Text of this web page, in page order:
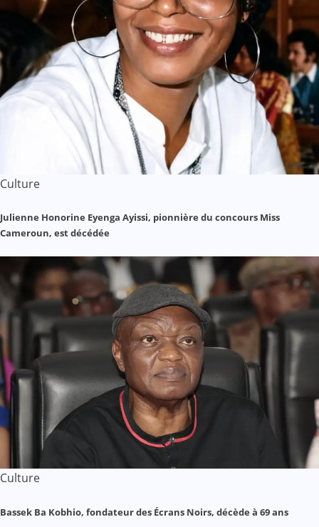
Culture
Julienne Honorine Eyenga Ayissi, pionnière du concours Miss
Cameroun, est décédée
Culture
Bassek Ba Kobhio, fondateur des Écrans Noirs, décède à 69 ans